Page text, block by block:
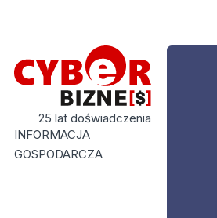
25 lat doświadczenia
INFORMACJA
GOSPODARCZA